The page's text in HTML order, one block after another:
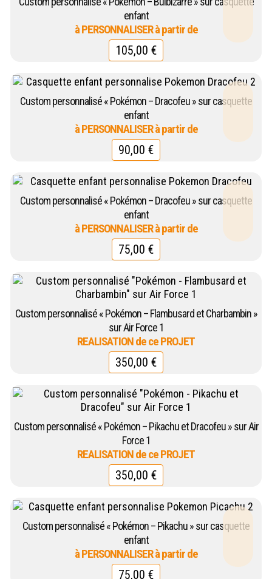
enfant
105,00 €
Custom personnalisé « Pokémon – Dracofeu » sur casquette
enfant
90,00 €
Custom personnalisé « Pokémon – Dracofeu » sur casquette
enfant
75,00 €
Custom personnalisé « Pokémon – Flambusard et Charbambin »
sur Air Force 1
350,00 €
Custom personnalisé « Pokémon – Pikachu et Dracofeu » sur Air
Force 1
350,00 €
Custom personnalisé « Pokémon – Pikachu » sur casquette
enfant
75,00 €